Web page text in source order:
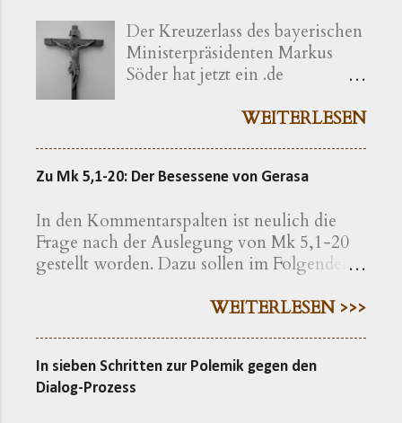
Der Kreuzerlass des bayerischen
Ministerpräsidenten Markus
Söder hat jetzt ein .de
Der Vorgang gibt sich im
erkennen. Die »Ökumenische
evangelischer Professoren und
Hochschullehrer der Theologie
zum bayerischen Kreuzerlass am
präzisiert als eine Erklärung von
»aus Bayern stammenden oder
in Bayern lehrenden
christlichen Theologen« – so
werden die Erstunterzeichner
WEITERLESEN
Zu Mk 5,1-20: Der Besessene von Gerasa
In den Kommentarspalten ist neulich die
Frage nach der Auslegung von Mk 5,1-20
gestellt worden. Dazu sollen im Folgenden
werden. Der Text findet sich in der
Elberfelder Bibel hier Eine erweiterte
Geschichte Auf den ersten Blick macht die
WEITERLESEN >>>
In sieben Schritten zur Polemik gegen den
Dialog-Prozess